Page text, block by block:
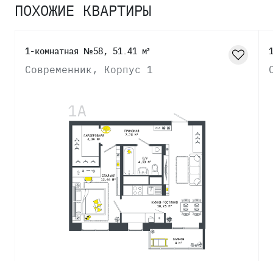
ПОХОЖИЕ КВАРТИРЫ
1-комнатная №58, 51.41 м²
Современник, Корпус 1